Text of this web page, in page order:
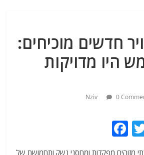
חדשים מוכיחים:
היו מדויקות
Nziv 0
m
T
מזוהים מפקדות ומחסני נשק ותחמושת של